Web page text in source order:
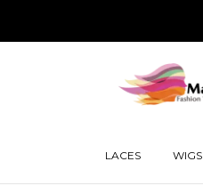
LACES WIGS